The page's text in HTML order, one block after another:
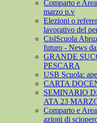
Comparto e
marzo p.v
Elezioni o
lavorativo del
CislScuola
futuro - News
GRANDE
PESCARA
USB Scuola:
CARTA
SEMINARIO
ATA 23
Comparto e
azioni di